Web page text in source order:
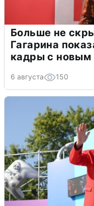
Больше не
Гагарина
кадры с новым
6 августа 150